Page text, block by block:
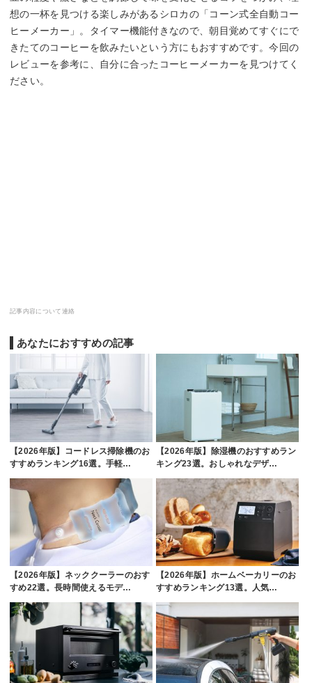
想の一杯を見つける楽しみがあるシロカの「コーン式全自動コー
ヒーメーカー」。タイマー機能付きなので、朝目覚めてすぐにで
きたてのコーヒーを飲みたいという方にもおすすめです。今回の
レビューを参考に、自分に合ったコーヒーメーカーを見つけてく
ださい。
記事内容について連絡
あなたにおすすめの記事
【2026年版】コードレス掃除機のお
すすめランキング16選。手軽…
【2026年版】除湿機のおすすめラン
キング23選。おしゃれなデザ…
【2026年版】ネッククーラーのおす
すめ22選。長時間使えるモデ…
【2026年版】ホームベーカリーのお
すすめランキング13選。人気…